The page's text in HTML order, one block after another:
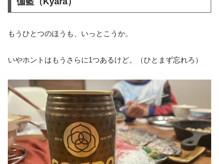
もうひとつのほうも、いっとこうか。
いやホントはもうさらに1つあるけど。（ひとまず忘れろ）